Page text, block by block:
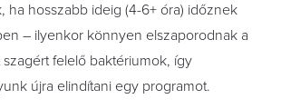
ha hosszabb ideig (4-6+ óra) időznek
– ilyenkor könnyen elszaporodnak a
felelő baktériumok, így
újra elindítani egy programot.